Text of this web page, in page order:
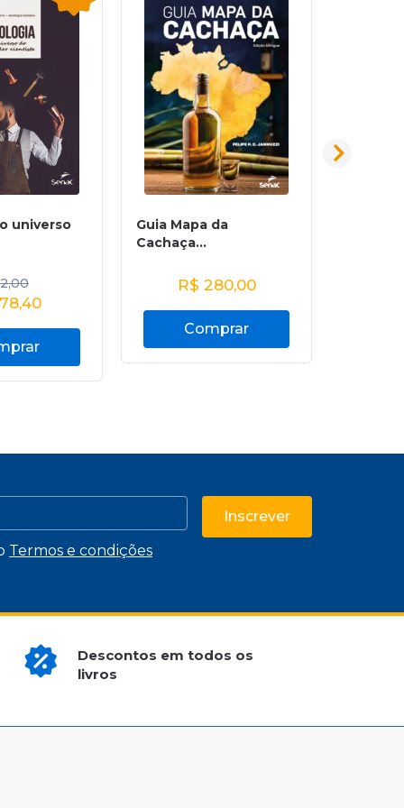
universo
Guia Mapa da
Cachaça...
R$ 280,00
Comprar
Termos e condições
Inscrever
Descontos em todos os
livros